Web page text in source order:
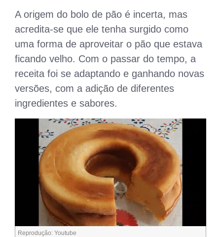
A origem do bolo de pão é incerta, mas
acredita-se que ele tenha surgido como
uma forma de aproveitar o pão que estava
ficando velho. Com o passar do tempo, a
receita foi se adaptando e ganhando novas
versões, com a adição de diferentes
ingredientes e sabores.
Reprodução: Youtube